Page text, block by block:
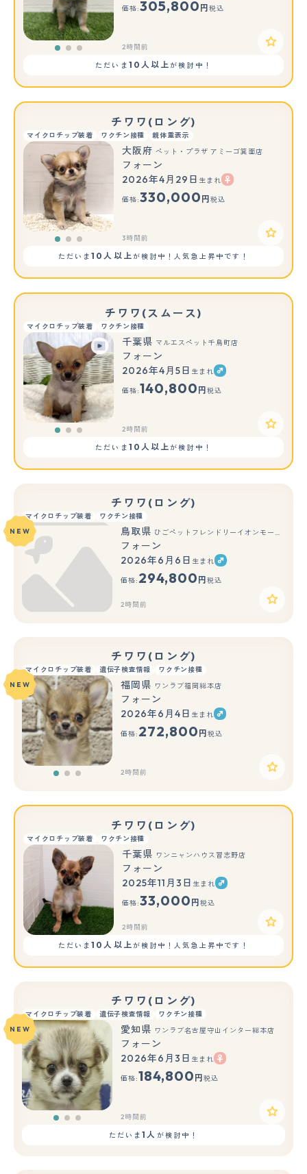
価格:305,800 円 税込
2時間前
ただいま 10人以上が検討中！
チワワ(ロング)
マイクロチップ装着 ワクチン接種 親体重表示
もっと見る
大阪府 ペット・プラザ アミーゴ箕面店
フォーン
2026年4月29日 生まれ
価格:330,000 円 税込
3時間前
ただいま10人以上が検討中！人気急上昇中です！
チワワ(スムース)
マイクロチップ装着 ワクチン接種
もっと見る
千葉県 マルエスペット千鳥町店
フォーン
2026年4月5日 生まれ
価格:140,800 円 税込
2時間前
ただいま 10人以上が検討中！
チワワ(ロング)
マイクロチップ装着
ワクチン接種
NEW
鳥取県 ひごペットフレンドリーイオンモール鳥取北店
フォーン
2026年6月6日 生まれ
価格: 294,800 円 税込
2時間前
チワワ(ロング)
マイクロチップ装着 遺伝子検査情報 ワクチン接種
もっと見る
NEW 福岡県 ワンラブ福岡総本店
フォーン
2026年6月4日 生まれ
価格: 272,800 円 税込
2時間前
チワワ(ロング)
マイクロチップ装着 ワクチン接種
千葉県 ワンニャンハウス習志野店
フォーン
2025年11月3日 生まれ
価格:33,000 円 税込
2時間前
ただいま10人以上が検討中！人気急上昇中です！
チワワ(ロング)
マイクロチップ装着 遺伝子検査情報 ワクチン接種
もっと見る
NEW 愛知県 ワンラブ名古屋守山インター総本店
フォーン
2026年6月3日 生まれ
価格:184,800 円 税込
2時間前
ただいま1人 が検討中！